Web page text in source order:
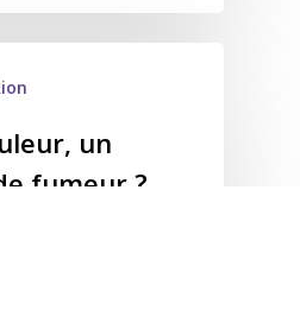
un
fumeur ?